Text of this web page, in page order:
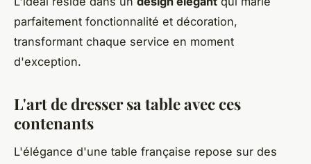
parfaitement fonctionnalité et décoration,
transformant chaque service en moment
d'exception.
L'art de dresser sa table avec ces
contenants
L'élégance d'une table française repose sur des